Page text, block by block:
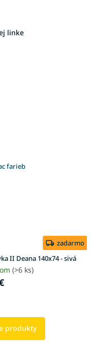
linke
farieb
zadarmo
II Deana 140x74 - sivá
(>6 ks)
produkty